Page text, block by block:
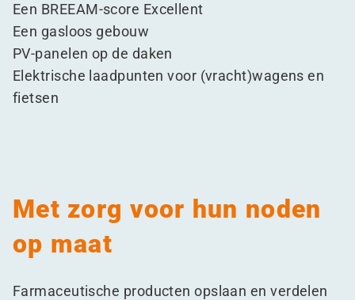
Een BREEAM-score Excellent
Een gasloos gebouw
PV-panelen op de daken
Elektrische laadpunten voor (vracht)wagens en
fietsen
Met zorg voor hun noden
op maat
Farmaceutische producten opslaan en verdelen